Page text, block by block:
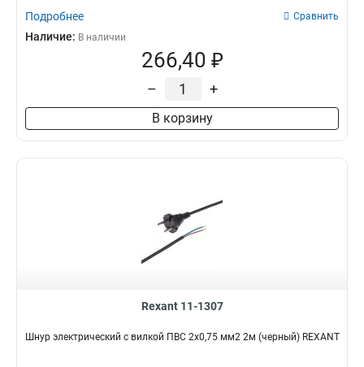
Подробнее Сравнить
Наличие: В наличии
266,40 ₽
– +
В корзину
Rexant 11-1307
Шнур электрический с вилкой ПВС 2х0,75 мм2 2м (черный) REXANT